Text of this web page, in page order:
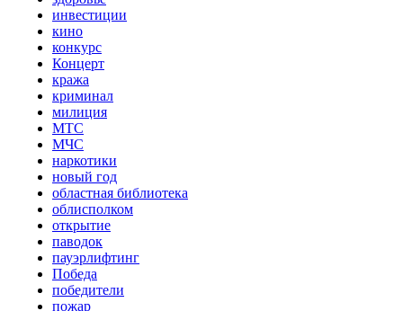
инвестиции
кино
конкурс
Концерт
кража
криминал
милиция
МТС
МЧС
наркотики
новый год
областная библиотека
облисполком
открытие
паводок
пауэрлифтинг
Победа
победители
пожар